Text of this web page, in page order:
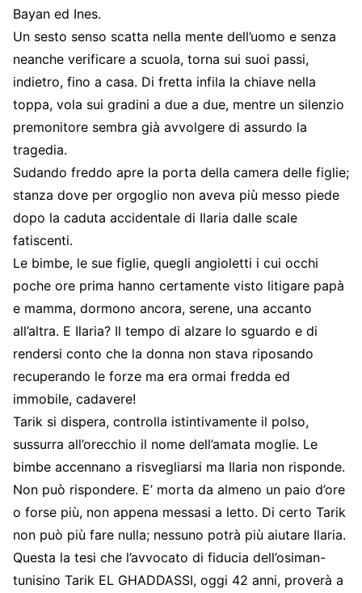
Bayan ed Ines.
Un sesto senso scatta nella mente dell’uomo e senza
neanche verificare a scuola, torna sui suoi passi,
indietro, fino a casa. Di fretta infila la chiave nella
toppa, vola sui gradini a due a due, mentre un silenzio
premonitore sembra già avvolgere di assurdo la
tragedia.
Sudando freddo apre la porta della camera delle figlie;
stanza dove per orgoglio non aveva più messo piede
dopo la caduta accidentale di Ilaria dalle scale
fatiscenti.
Le bimbe, le sue figlie, quegli angioletti i cui occhi
poche ore prima hanno certamente visto litigare papà
e mamma, dormono ancora, serene, una accanto
all’altra. E Ilaria? Il tempo di alzare lo sguardo e di
rendersi conto che la donna non stava riposando
recuperando le forze ma era ormai fredda ed
immobile, cadavere!
Tarik si dispera, controlla istintivamente il polso,
sussurra all’orecchio il nome dell’amata moglie. Le
bimbe accennano a risvegliarsi ma Ilaria non risponde.
Non può rispondere. E’ morta da almeno un paio d’ore
o forse più, non appena messasi a letto. Di certo Tarik
non può più fare nulla; nessuno potrà più aiutare Ilaria.
Questa la tesi che l’avvocato di fiducia dell’osiman-
tunisino Tarik EL GHADDASSI, oggi 42 anni, proverà a